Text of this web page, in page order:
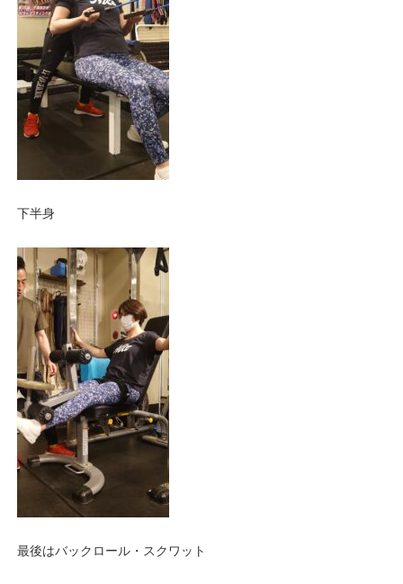
下半身
最後はバックロール・スクワット